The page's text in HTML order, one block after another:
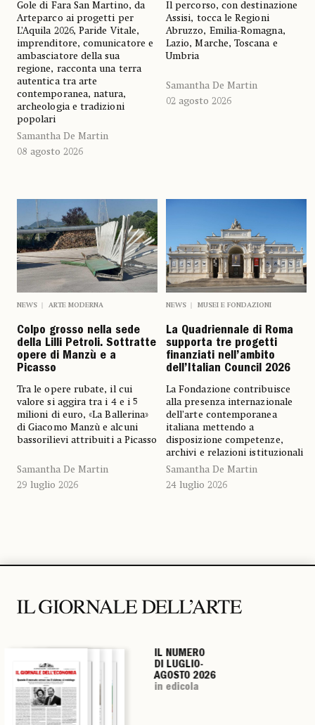
Gole di Fara San Martino, da
Arteparco ai progetti per
L’Aquila 2026, Paride Vitale,
imprenditore, comunicatore e
ambasciatore della sua
regione, racconta una terra
autentica tra arte
contemporanea, natura,
archeologia e tradizioni
popolari
Samantha De Martin
08 agosto 2026
Il percorso, con destinazione
Assisi, tocca le Regioni
Abruzzo, Emilia-Romagna,
Lazio, Marche, Toscana e
Umbria
Samantha De Martin
02 agosto 2026
NEWS ARTE MODERNA
Colpo grosso nella sede
della Lilli Petroli. Sottratte
opere di Manzù e a
Picasso
Tra le opere rubate, il cui
valore si aggira tra i 4 e i 5
milioni di euro, «La Ballerina»
di Giacomo Manzù e alcuni
bassorilievi attribuiti a Picasso
Samantha De Martin
29 luglio 2026
NEWS MUSEI E FONDAZIONI
La Quadriennale di Roma
supporta tre progetti
finanziati nell’ambito
dell’Italian Council 2026
La Fondazione contribuisce
alla presenza internazionale
dell’arte contemporanea
italiana mettendo a
disposizione competenze,
archivi e relazioni istituzionali
Samantha De Martin
24 luglio 2026
IL NUMERO
DI LUGLIO-
AGOSTO 2026
in edicola
IL NUMERO
DI LUGLIO-
AGOSTO 2026
in edicola
IL NUMERO
DI LUGLIO-
AGOSTO 2026
in edicola
IL NUMERO
DI LUGLIO-
AGOSTO 2026
in edicola